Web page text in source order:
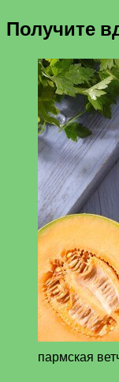
Получите
пармская